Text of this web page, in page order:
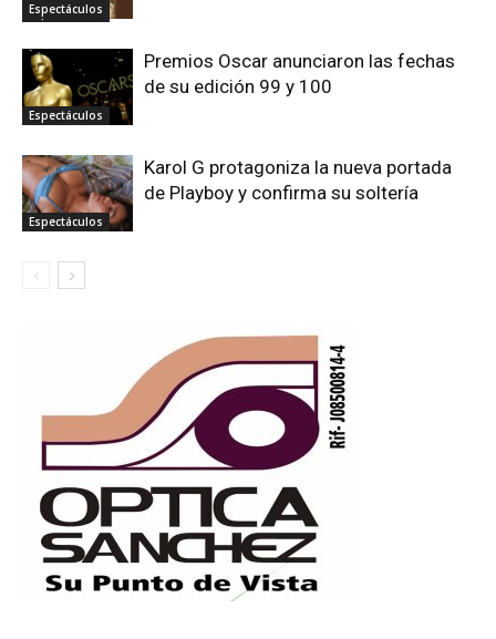
Espectáculos
Espectáculos
Espectáculos
Premios Oscar anunciaron las fechas
de su edición 99 y 100
Espectáculos
Karol G protagoniza la nueva portada
de Playboy y confirma su soltería